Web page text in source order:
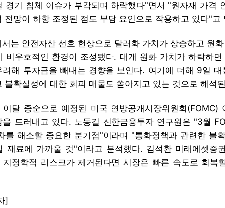
경기 침체 이슈가 부각되며 하락했다"면서 "원자재 가격
전망이 하향 조정된 점도 부담 요인으로 작용하고 있다"고
서는 안전자산 선호 현상으로 달러화 가치가 상승하고 원
비우호적인 환경이 조성됐다. 대개 원화 가치가 하락하
려해 투자금을 빼내는 경향을 보인다. 여기에 더해 9일 대
불확실성에 대한 회피 매물도 쏟아지고 있는 것으로 해석
이달 중순으로 예정된 미국 연방공개시장위원회(FOMC)
을 드러내고 있다. 노동길 신한금융투자 연구원은 "3월
를 해소할 중요한 분기점"이라며 "통화정책과 관련한 불
재료에 가까울 것"이라고 분석했다. 김석환 미래에셋증
지정학적 리스크가 제거된다면 시장은 빠른 속도로 회복
]